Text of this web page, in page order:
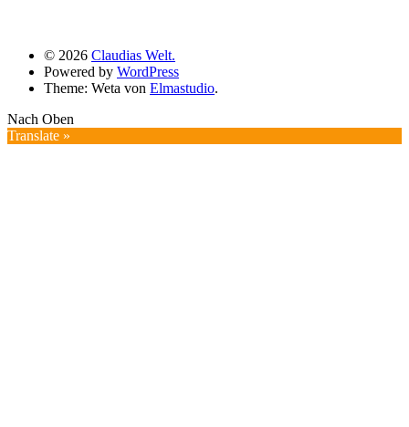
© 2026 Claudias Welt.
Powered by WordPress
Theme: Weta von Elmastudio.
Nach Oben
Translate »